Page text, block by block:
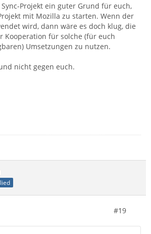
Projekt ein guter Grund für euch,
mit Mozilla zu starten. Wenn der
wird, dann wäre es doch klug, die
Kooperation für solche (für euch
Umsetzungen zu nutzen.
nicht gegen euch.
#19